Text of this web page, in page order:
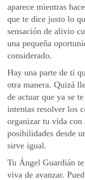
aparece mientras
que te dice justo lo
sensación de alivio
una pequeña
considerado.
Hay una parte de ti
otra manera. Quizá
de actuar que ya se
intentas resolver los
organizar tu vida
posibilidades desde
sirve igual.
Tu Ángel Guardián
viva de avanzar.